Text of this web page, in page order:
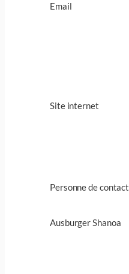
Email
Site internet
Personne de contact
Ausburger Shanoa